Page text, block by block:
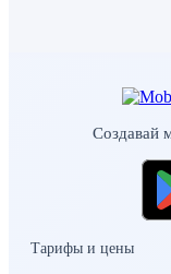
Создавай
Тарифы и цены